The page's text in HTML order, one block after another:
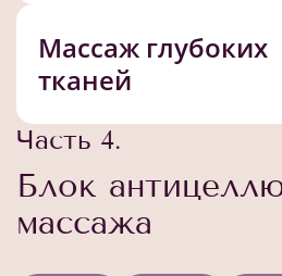
Массаж глубоких
тканей
Часть 4.
Блок
массажа